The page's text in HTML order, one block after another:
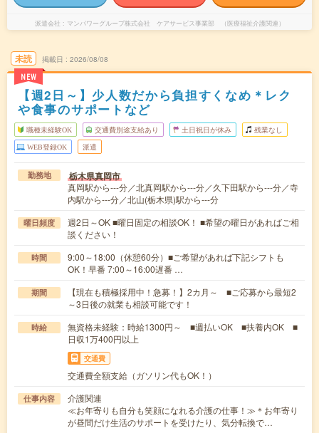
派遣会社 マンパワーグループ株式会社 ケアサービス事業部 （医療福祉介護関連）
未読
NEW
掲載日 2026/08/08
【週2日～】少人数だから負担すくなめ＊レク
や食事のサポートなど
職種未経験OK 交通費別途支給あり 土日祝日が休み 残業なし
WEB登録OK 派遣
勤務地 栃木県真岡市
真岡駅から---分／北真岡駅から---分／久下田駅から---分／寺
内駅から---分／北山(栃木県)駅から---分
曜日頻度
週2日～OK ■曜日固定の相談OK！ ■希望の曜日があればご相
談ください！
時間
9:00～18:00（休憩60分）■ご希望があれば下記シフトも
OK！早番 7:00～16:00遅番 …
期間
【現在も積極採用中！急募！】2カ月～ ■ご応募から最短2
～3日後の就業も相談可能です！
時給
無資格未経験：時給1300円～ ■週払いOK ■扶養内OK ■
日収1万400円以上
交通費
交通費全額支給（ガソリン代もOK！）
仕事内容
介護関連
≪お年寄りも自分も笑顔になれる介護の仕事！≫＊お年寄り
が昼間だけ生活のサポートを受けたり、気分転換で…